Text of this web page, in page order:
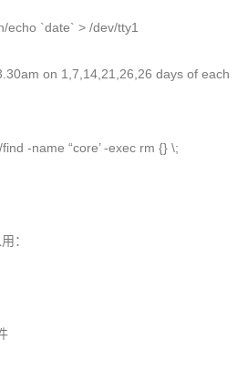
echo `date` > /dev/tty1
on 1,7,14,21,26,26 days of each
-name “core’ -exec rm {} \;
：